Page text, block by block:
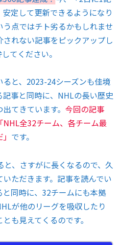
定して更新できるようになり
点ではチト劣るかもしれませ
れない記事をピックアップし
てください。
と、2023-24シーズンも佳境
事と同時に、NHLの長い歴史
てきています。 今回の記事
全32チーム、各チーム最
です。
、さすがに長くなるので、久
ただきます。記事を読んでい
同時に、32チームにも本拠
が他のリーグを吸収したり
も見えてくるのです。